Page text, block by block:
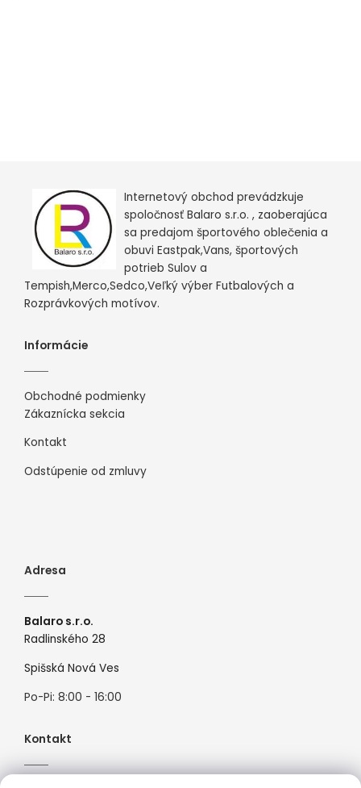
Internetový obchod prevádzkuje
spoločnosť Balaro s.r.o. , zaoberajúca
sa predajom športového oblečenia a
obuvi Eastpak,Vans, športových
potrieb Sulov a
Tempish,Merco,Sedco,Veľký výber Futbalových a
Rozprávkových motívov.
Informácie
Obchodné podmienky
Zákaznícka sekcia
Kontakt
Odstúpenie od zmluvy
Adresa
Balaro s.r.o.
Radlinského 28
Spišská Nová Ves
Po-Pi: 8:00 - 16:00
Kontakt